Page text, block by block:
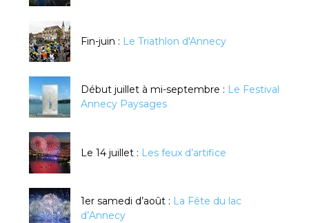
Fin-juin : Le Triathlon d'Annecy
Début juillet à mi-septembre : Le Festival
Annecy Paysages
Le 14 juillet : Les feux d’artifice
1er samedi d’août : La Fête du lac
d’Annecy